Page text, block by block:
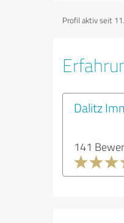
Profil aktiv seit
Dalitz
141